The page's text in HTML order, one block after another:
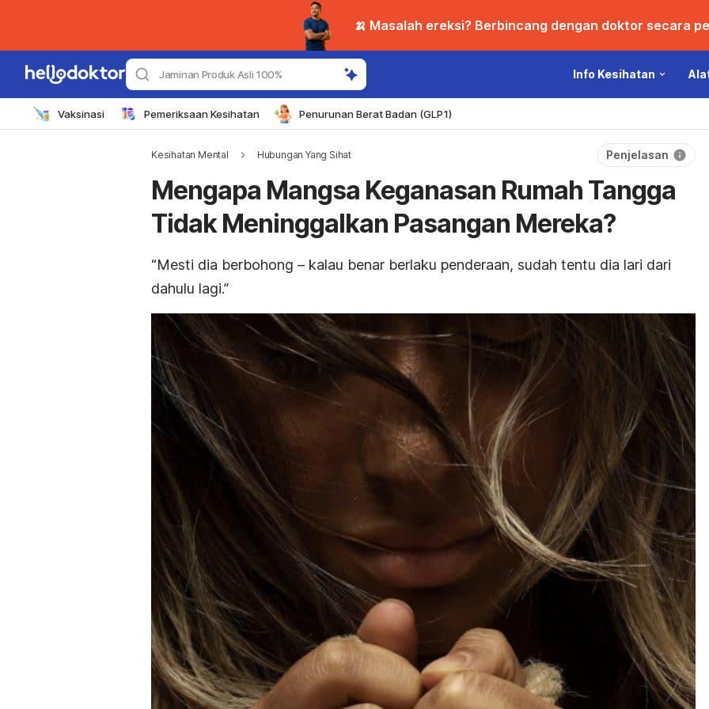
🍌 Masalah ereksi? Berbincang dengan doktor secara
Jaminan Produk Asli 100% Info Kesihatan
Vaksinasi Pemeriksaan Kesihatan Penurunan Berat Badan (GLP1)
Kesihatan Mental Hubungan Yang Sihat Penjelasan
Mengapa Mangsa Keganasan Rumah Tangga
Tidak Meninggalkan Pasangan Mereka?
“Mesti dia berbohong – kalau benar berlaku penderaan, sudah tentu dia lari dari
dahulu lagi.”